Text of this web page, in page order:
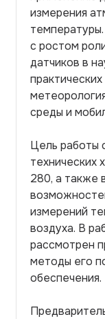
измерения
с ростом
датчиков в
среды и
Цель работы
технических
280, а также
измерений
воздуха. В
рассмотрен
методы его
обеспечения.